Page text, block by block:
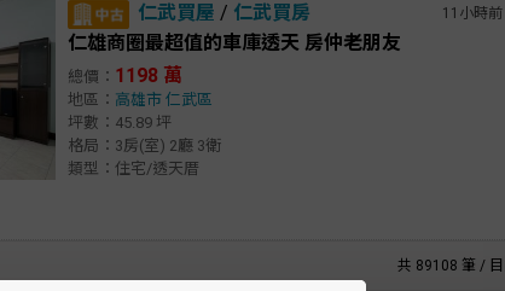
仁武買屋 / 仁武買房 11小時
仁雄商圈最超值的車庫透天 房仲老朋友
總價： 1198 萬
地區： 高雄市 仁武區
坪數：45.89 坪
格局：3房(室) 2廳 3衛
類型：住宅/透天厝
共 89108 筆 /